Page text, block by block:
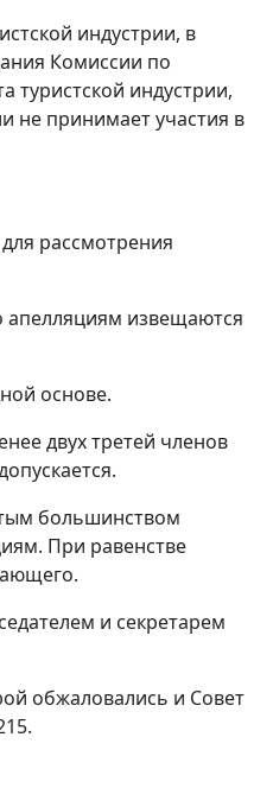
индустрии, в
Комиссии по
туристской индустрии,
не принимает участия в
рассмотрения
апелляциям извещаются
основе.
двух третей членов
большинством
При равенстве
и секретарем
обжаловались и Совет